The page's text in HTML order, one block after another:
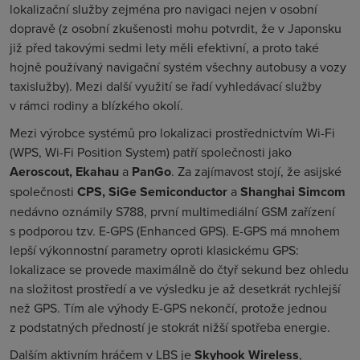
lokalizační služby zejména pro navigaci nejen v osobní
dopravě (z osobní zkušenosti mohu potvrdit, že v Japonsku
již před takovými sedmi lety měli efektivní, a proto také
hojně používaný navigační systém všechny autobusy a vozy
taxislužby). Mezi další využití se řadí vyhledávací služby
v rámci rodiny a blízkého okolí.
Mezi výrobce systémů pro lokalizaci prostřednictvím Wi-Fi
(WPS, Wi-Fi Position System) patří společnosti jako
Aeroscout, Ekahau a PanGo. Za zajímavost stojí, že asijské
společnosti CPS, SiGe Semiconductor aShanghai Simcom
nedávno oznámily S788, první multimediální GSM zařízení
s podporou tzv. E-GPS (Enhanced GPS). E-GPS má mnohem
lepší výkonnostní parametry oproti klasickému GPS:
lokalizace se provede maximálně do čtyř sekund bez ohledu
na složitost prostředí a ve výsledku je až desetkrát rychlejší
než GPS. Tím ale výhody E-GPS nekončí, protože jednou
z podstatných předností je stokrát nižší spotřeba energie.
Dalším aktivním hráčem v LBS je Skyhook Wireless,